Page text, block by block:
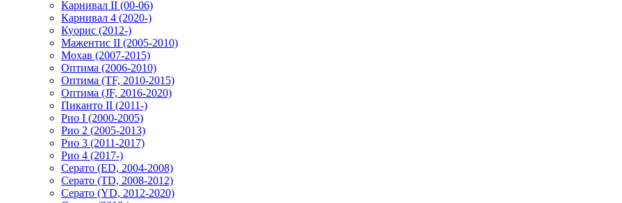
Карнивал II (00-06)
Карнивал 4 (2020-)
Куорис (2012-)
Мажентис II (2005-2010)
Мохав (2007-2015)
Оптима (2006-2010)
Оптима (TF, 2010-2015)
Оптима (JF, 2016-2020)
Пиканто II (2011-)
Рио I (2000-2005)
Рио 2 (2005-2013)
Рио 3 (2011-2017)
Рио 4 (2017-)
Серато (ED, 2004-2008)
Серато (TD, 2008-2012)
Серато (YD, 2012-2020)